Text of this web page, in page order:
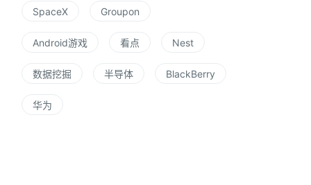
SpaceX Groupon
Android游戏 看点 Nest
数据挖掘 半导体 BlackBerry
华为